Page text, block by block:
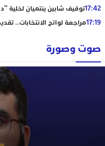
17:42توقيف شابين ينتميان لخلية
17:19مراجعة لوائح الانتخابات..
صوت وصورة